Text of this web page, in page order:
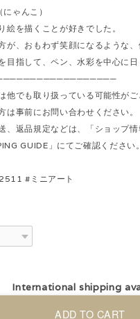
ゃんこ）
絵を描くことが好きでした。
が、おもわず笑顔になるような
目指して、ペン、水彩を中心に日
他でも取り扱っている可能性が
は事前にお問い合わせください。
、返品規定などは、「ショップ情
GUIDE」にてご確認ください。
#ミニアート
International shipping
ADD TO CART